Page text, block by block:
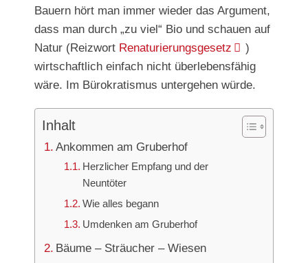
Bauern hört man immer wieder das Argument,
dass man durch „zu viel“ Bio und schauen auf
Natur (Reizwort Renaturierungsgesetz
)
wirtschaftlich einfach nicht überlebensfähig
wäre. Im Bürokratismus untergehen würde.
Inhalt
Ankommen am Gruberhof
Herzlicher Empfang und der
Neuntöter
Wie alles begann
Umdenken am Gruberhof
Bäume – Sträucher – Wiesen